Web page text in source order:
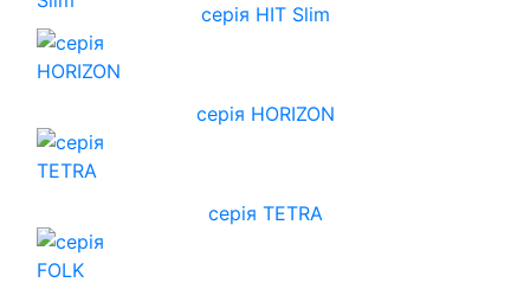
серія HIT Slim
cерія HORIZON
серія TETRA